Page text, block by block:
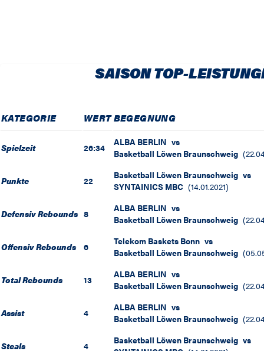
SAISON TOP-
KATEGORIE WERTBEGEGNUNG
Spielzeit 26:34 ALBA BERLIN vs
Basketball Löwen Braunschweig (
Punkte 22 Basketball Löwen Braunschweig vs
SYNTAINICS MBC (14.01.2021)
Defensiv Rebounds 8 ALBA BERLIN vs
Basketball Löwen Braunschweig (
Offensiv Rebounds 6 Telekom Baskets Bonn vs
Basketball Löwen Braunschweig (
Total Rebounds 13 ALBA BERLIN vs
Basketball Löwen Braunschweig (
Assist 4 ALBA BERLIN vs
Basketball Löwen Braunschweig (
Steals 4 Basketball Löwen Braunschweig vs